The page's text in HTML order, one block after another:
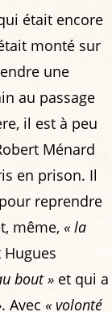
était encore
monté sur
une
au passage
il est à peu
Ménard
en prison. Il
reprendre
même, « la
bout » et qui a
. Avec « volonté